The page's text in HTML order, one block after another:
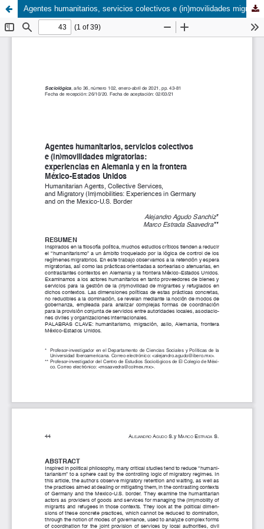
Agentes humanitarios, servicios colectivos e (in)movilidades migratorias: experiencias en Alemania y en la frontera México-Estados Unidos